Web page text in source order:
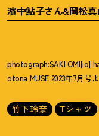
濱中鮎子さん&岡松
photograph:SAKI OMI[io]
otona MUSE 2023年7月号
竹下玲奈 Tシャツ